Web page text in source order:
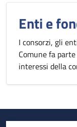
Enti e
I consorzi, gli
Comune fa
interessi della